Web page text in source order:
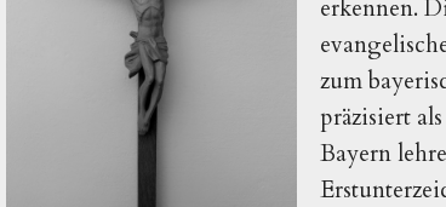
erkennen.
zum
präzisiert
Bayern